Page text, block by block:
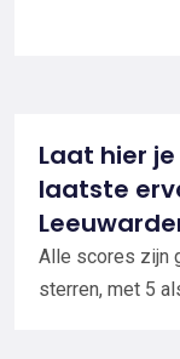
Laat hier
laatste
Alle scores zijn
sterren, met 5